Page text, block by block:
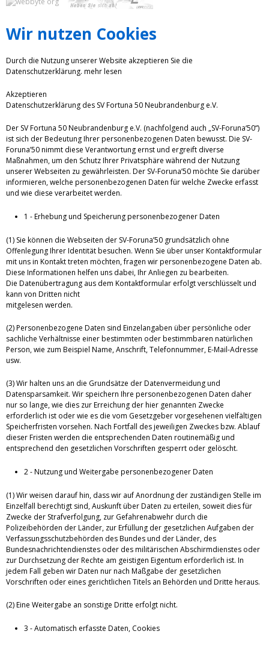
Wir nutzen Cookies
Durch die Nutzung unserer Website akzeptieren Sie die
Datenschutzerklärung. mehr lesen
Akzeptieren
Datenschutzerklärung des SV Fortuna 50 Neubrandenburg e.V.
Der SV Fortuna 50 Neubrandenburg e.V. (nachfolgend auch „SV-Foruna‘50“)
ist sich der Bedeutung Ihrer personenbezogenen Daten bewusst. Die SV-
Foruna’50 nimmt diese Verantwortung ernst und ergreift diverse
Maßnahmen, um den Schutz Ihrer Privatsphäre während der Nutzung
unserer Webseiten zu gewährleisten. Der SV-Foruna’50 möchte Sie darüber
informieren, welche personenbezogenen Daten für welche Zwecke erfasst
und wie diese verarbeitet werden.
1 - Erhebung und Speicherung personenbezogener Daten
(1) Sie können die Webseiten der SV-Foruna’50 grundsätzlich ohne
Offenlegung Ihrer Identität besuchen. Wenn Sie über unser Kontaktformular
mit uns in Kontakt treten möchten, fragen wir personenbezogene Daten ab.
Diese Informationen helfen uns dabei, Ihr Anliegen zu bearbeiten.
Die Datenübertragung aus dem Kontaktformular erfolgt verschlüsselt und
kann von Dritten nicht
mitgelesen werden.
(2) Personenbezogene Daten sind Einzelangaben über persönliche oder
sachliche Verhältnisse einer bestimmten oder bestimmbaren natürlichen
Person, wie zum Beispiel Name, Anschrift, Telefonnummer, E-Mail-Adresse
usw.
(3) Wir halten uns an die Grundsätze der Datenvermeidung und
Datensparsamkeit. Wir speichern Ihre personenbezogenen Daten daher
nur so lange, wie dies zur Erreichung der hier genannten Zwecke
erforderlich ist oder wie es die vom Gesetzgeber vorgesehenen vielfältigen
Speicherfristen vorsehen. Nach Fortfall des jeweiligen Zweckes bzw. Ablauf
dieser Fristen werden die entsprechenden Daten routinemäßig und
entsprechend den gesetzlichen Vorschriften gesperrt oder gelöscht.
2 - Nutzung und Weitergabe personenbezogener Daten
(1) Wir weisen darauf hin, dass wir auf Anordnung der zuständigen Stelle im
Einzelfall berechtigt sind, Auskunft über Daten zu erteilen, soweit dies für
Zwecke der Strafverfolgung, zur Gefahrenabwehr durch die
Polizeibehörden der Länder, zur Erfüllung der gesetzlichen Aufgaben der
Verfassungsschutzbehörden des Bundes und der Länder, des
Bundesnachrichtendienstes oder des militärischen Abschirmdienstes oder
zur Durchsetzung der Rechte am geistigen Eigentum erforderlich ist. In
jedem Fall geben wir Daten nur nach Maßgabe der gesetzlichen
Vorschriften oder eines gerichtlichen Titels an Behörden und Dritte heraus.
(2) Eine Weitergabe an sonstige Dritte erfolgt nicht.
3 - Automatisch erfasste Daten, Cookies